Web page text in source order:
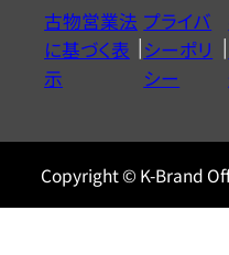
ヤ
ル
古物営業法
に基づく表
示
プライバ
シーポリ
シー
Copyright © K-Brand